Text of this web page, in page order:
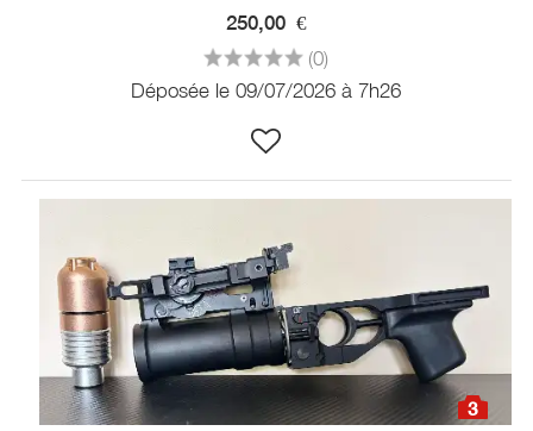
250,00 €
(0)
Déposée le 09/07/2026 à 7h26
3